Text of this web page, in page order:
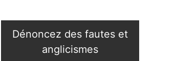
Dénoncez des fautes et
anglicismes